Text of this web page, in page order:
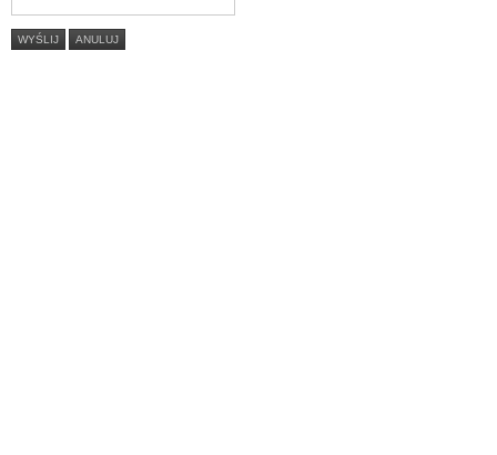
WYŚLIJ ANULUJ